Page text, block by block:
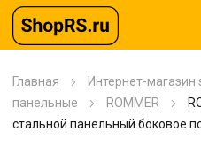
Главная Интернет-магазин
панельные
ROMMER
стальной панельный боковое